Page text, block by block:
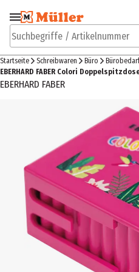
Zur Navigation
springen
Suchbegriffe / Artikelnummer
Startseite Schreibwaren Büro Bürobedarf
EBERHARD FABER Colori
EBERHARD FABER